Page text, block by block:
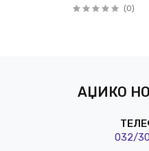
(0)
АЏИКО
032/3